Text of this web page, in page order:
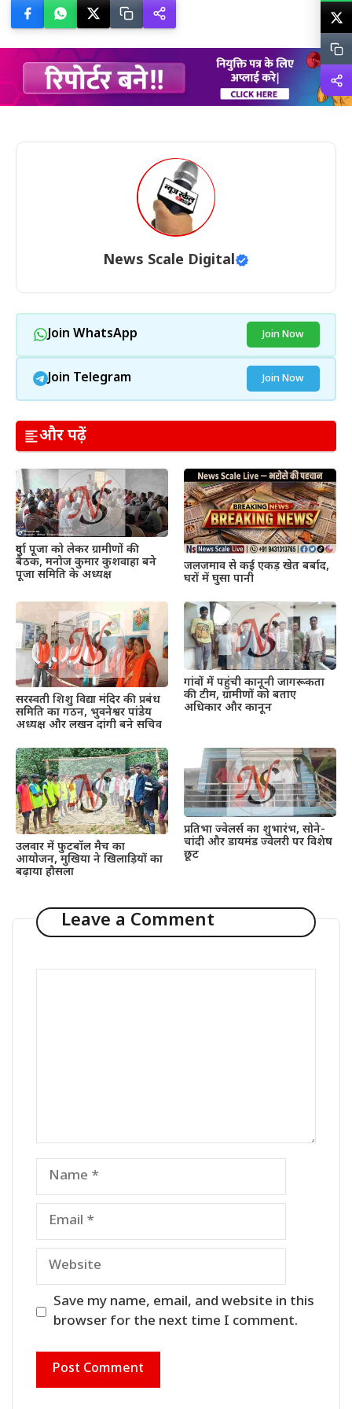
News Scale Digital
Join WhatsApp Join Now
Join Telegram Join Now
और पढ़ें
दुर्गा पूजा को लेकर ग्रामीणों की
बैठक, मनोज कुमार कुशवाहा बने
पूजा समिति के अध्यक्ष
जलजमाव से कई एकड़ खेत बर्बाद,
घरों में घुसा पानी
सरस्वती शिशु विद्या मंदिर की प्रबंध
समिति का गठन, भुवनेश्वर पांडेय
अध्यक्ष और लखन दांगी बने सचिव
गांवों में पहुंची कानूनी जागरूकता
की टीम, ग्रामीणों को बताए
अधिकार और कानून
उलवार में फुटबॉल मैच का
आयोजन, मुखिया ने खिलाड़ियों का
बढ़ाया हौसला
प्रतिभा ज्वेलर्स का शुभारंभ, सोने-
चांदी और डायमंड ज्वेलरी पर विशेष
छूट
Leave a Comment
Name
Email
Website
Save my name, email, and website in this
browser for the next time I comment.